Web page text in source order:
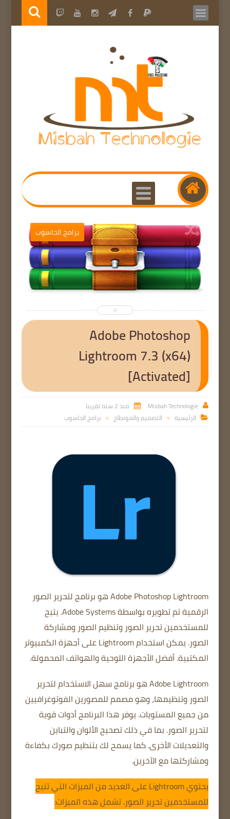
برامج الحاسوب
Adobe Photoshop
Lightroom 7.3 (x64)
[Activated]

Misbah Technologie
 منذ 2 سنه تقريبا
 الرئيسية > التصميم والمونطاج > برامج الحاسوب
Adobe Photoshop Lightroomهو برنامج لتحرير الصور
الرقمية تم تطويره بواسطة Adobe Systems. يتيح
للمستخدمين تحرير الصور وتنظيم الصور ومشاركة
الصور. يمكن استخدام Lightroom على أجهزة الكمبيوتر
المكتبية. أفضل الأجهزة اللوحية والهواتف المحمولة.
Adobe Lightroomهو برنامج سهل الاستخدام لتحرير
الصور وتنظيمها، وهو مصمم للمصورين الفوتوغرافيين
من جميع المستويات. يوفر هذا البرنامج أدوات قوية
لتحرير الصور. بما في ذلك تصحيح الألوان والتباين
والتعديلات الأخرى. كما يسمح لك بتنظيم صورك بكفاءة
ومشاركتها مع الآخرين.
يحتوي Lightroom على العديد من الميزات التي تتيح
للمستخدمين تحرير الصور. تشمل هذه الميزات: